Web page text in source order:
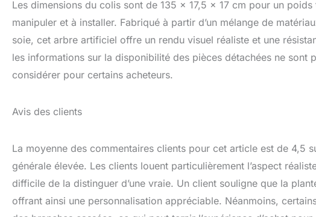
contacter, nous sommes
Les dimensions du colis sont de 135 x 17,5 x 17 cm pour un
manipuler et à installer. Fabriqué à partir d’un mélange de
soie, cet arbre artificiel offre un rendu visuel réaliste et une
les informations sur la disponibilité des pièces détachées ne sont
considérer pour certains acheteurs.
Avis des clients
La moyenne des commentaires clients pour cet article est de 4,5
générale élevée. Les clients louent particulièrement l’aspect
difficile de la distinguer d’une vraie. Un client souligne que la
offrant ainsi une personnalisation appréciable. Néanmoins,